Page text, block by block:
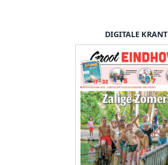
DIGITALE KRANT